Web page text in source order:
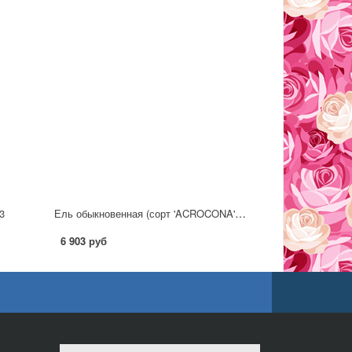
Ель обыкновенная (сорт 'ACROCONA') C7,5
6 903 руб